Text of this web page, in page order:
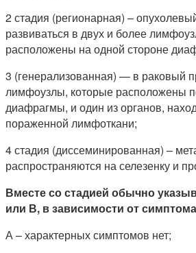
2 стадия (регионарная) –
развиваться в двух и более
расположены на одной стороне
3 (генерализованная) — в раковый
лимфоузлы, которые расположены
диафрагмы, и один из органов,
пораженной лимфоткани;
4 стадия (диссеминированная) –
распространяются на селезенку и
Вместе со стадией обычно
или В, в зависимости от
А – характерных симптомов нет;